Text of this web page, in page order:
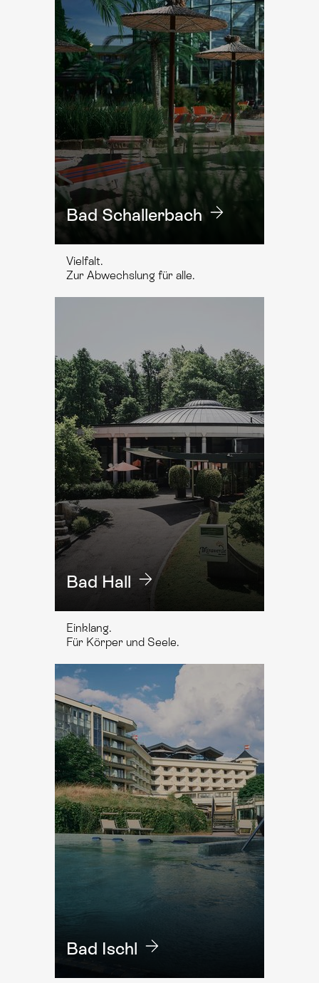
Bad Schallerbach
Vielfalt.
Zur Abwechslung für alle.
Bad Hall
Einklang.
Für Körper und Seele.
Bad Ischl